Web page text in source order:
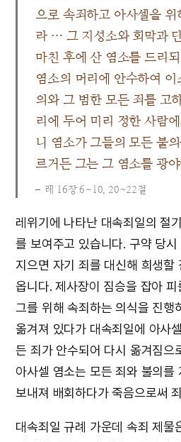
으로 속죄하고 아사셀을 위
라 … 그 지성소와 회막과
마친 후에 산 염소를 드리
염소의 머리에 안수하여
의와 그 범한 모든 죄를 고
리에 두어 미리 정한 사람
니 염소가 그들의 모든 불
르거든 그는 그 염소를 광
레 16장 6~10, 20~22절
레위기에 나타난 대속죄일의 절
를 보여주고 있습니다. 구약 당
지으면 자기 죄를 대신해 희생할
옵니다. 제사장이 짐승을 잡아
그를 위해 속죄하는 의식을 진행
옮겨져 있다가 대속죄일에 아사
든 죄가 안수되어 다시 옮겨짐으
아사셀 염소는 모든 죄와 불의를
보내져 배회하다가 죽음으로써
대속죄일 규례 가운데 속죄 제물